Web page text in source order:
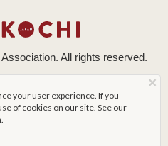
All rights reserved.
×
your user experience. If you
of cookies on our site. See our